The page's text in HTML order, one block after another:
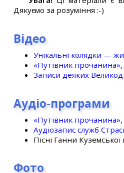
Дякуємо за розуміння :-)
Відео
Унікальні колядки —
«Путівник прочанина»
Записи деяких
Аудіо-програми
«Путівник прочанина»
Аудіозапис служб
Пісні Ганни
Фото